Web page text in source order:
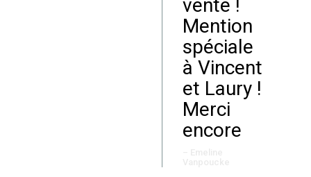
vente !
Mention
spéciale
à Vincent
et Laury !
Merci
encore